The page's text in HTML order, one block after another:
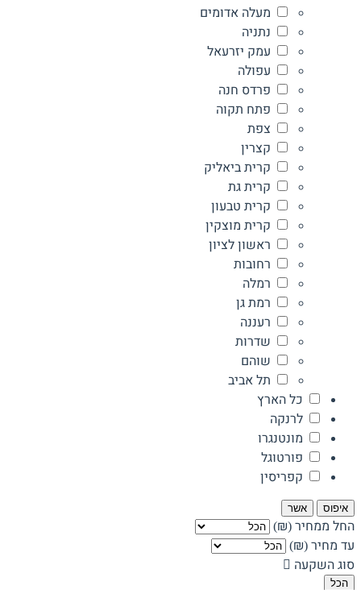
מעלה אדומים
נתניה
עמק יזרעאל
עפולה
פרדס חנה
פתח תקוה
צפת
קצרין
קרית ביאליק
קרית גת
קרית טבעון
קרית מוצקין
ראשון לציון
רחובות
רמלה
רמת גן
רעננה
שדרות
שוהם
תל אביב
כל הארץ
לרנקה
מונטנגרו
פורטוגל
קפריסין
איפוס אשר
החל ממחיר (₪)
עד מחיר (₪)
סוג השקעה
הכל